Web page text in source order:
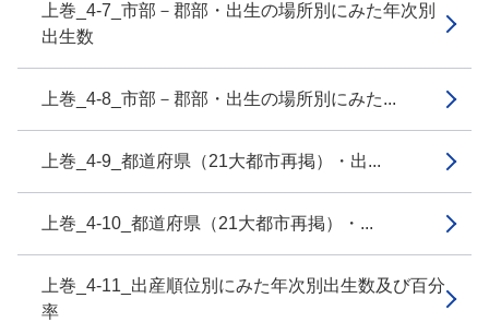
上巻_4-7_市部－郡部・出生の場所別にみた年次別
出生数
上巻_4-8_市部－郡部・出生の場所別にみた...
上巻_4-9_都道府県（21大都市再掲）・出...
上巻_4-10_都道府県（21大都市再掲）・...
上巻_4-11_出産順位別にみた年次別出生数及び百分
率